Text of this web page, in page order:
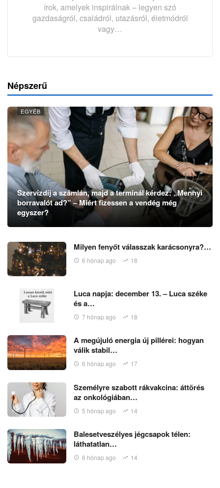
írok, amelyek inspirálnak – legyen szó
gazdaságról, családról, utazásról, életmódról
vagy…
Népszerű
EGYÉB
Szervízdíj a számlán, majd a terminál kérdez: „Mennyi
borravalót ad?” – Miért fizessen a vendég még
egyszer?
Milyen fenyőt válasszak karácsonyra?…
6 hónap ago 18
Luca napja: december 13. – Luca széke
és a…
7 hónap ago 18
A megújuló energia új pillérei: hogyan
válik stabil…
6 hónap ago 17
Személyre szabott rákvakcina: áttörés
az onkológiában…
5 hónap ago 14
Balesetveszélyes jégcsapok télen:
láthatatlan…
6 hónap ago 14